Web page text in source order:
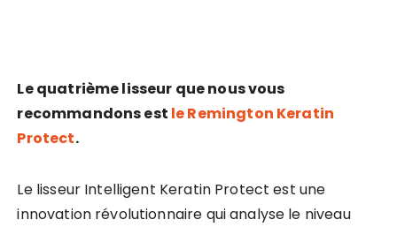
Le quatrième lisseur que nous vous
recommandons est le Remington Keratin
Protect.
Le lisseur Intelligent Keratin Protect est une
innovation révolutionnaire qui analyse le niveau